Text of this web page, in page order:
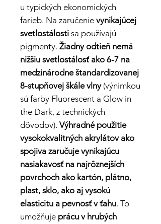
u typických ekonomických
farieb. Na zaručenie vynikajúcej
svetlostálosti sa používajú
pigmenty. Žiadny odtieň nemá
nižšiu svetlostálosť ako 6-7 na
medzinárodne štandardizovanej
8-stupňovej škále vlny(výnimkou
sú farby Fluorescent a Glow in
the Dark, z technických
dôvodov). Výhradné použitie
vysokokvalitných akrylátov ako
spojiva zaručuje vynikajúcu
nasiakavosť na najrôznejších
povrchoch ako kartón, plátno,
plast, sklo, ako aj vysokú
elasticitu a pevnosť v ťahu. To
umožňuje prácu v hrubých